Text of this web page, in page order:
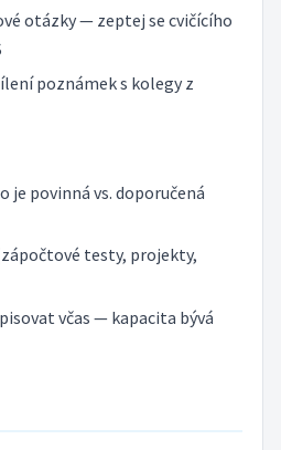
otázky — zeptej se cvičícího
poznámek s kolegy z
je povinná vs. doporučená
testy, projekty,
včas — kapacita bývá